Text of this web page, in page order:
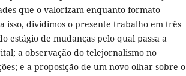
que o valorizam enquanto formato
isso, dividimos o presente trabalho em três
estágio de mudanças pelo qual passa a
a observação do telejornalismo no
e a proposição de um novo olhar sobre o